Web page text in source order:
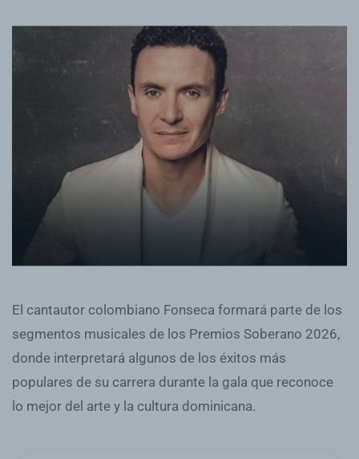
El cantautor colombiano Fonseca formará parte de los
segmentos musicales de los Premios Soberano 2026,
donde interpretará algunos de los éxitos más
populares de su carrera durante la gala que reconoce
lo mejor del arte y la cultura dominicana.